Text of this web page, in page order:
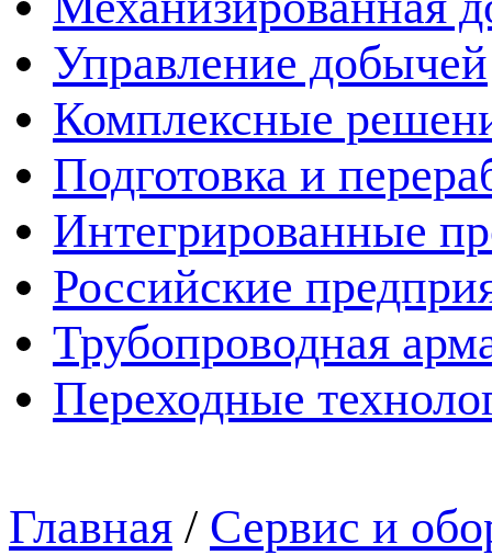
Управление добычей
Комплексные
Подготовка и
Интегрированные
Российские
Трубопроводная
Переходные
Главная / Сервис и